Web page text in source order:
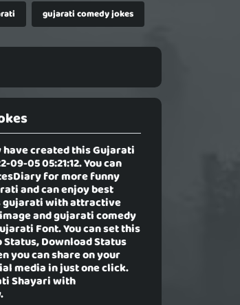
gujarati comedy jokes
created thisGujarati
09-05 05:21:12. You can
for more funny
and can enjoy best
gujarati with attractive
and gujarati comedy
Font. You can set this
Status, Download Status
you can share on your
media in just one click.
Shayari with